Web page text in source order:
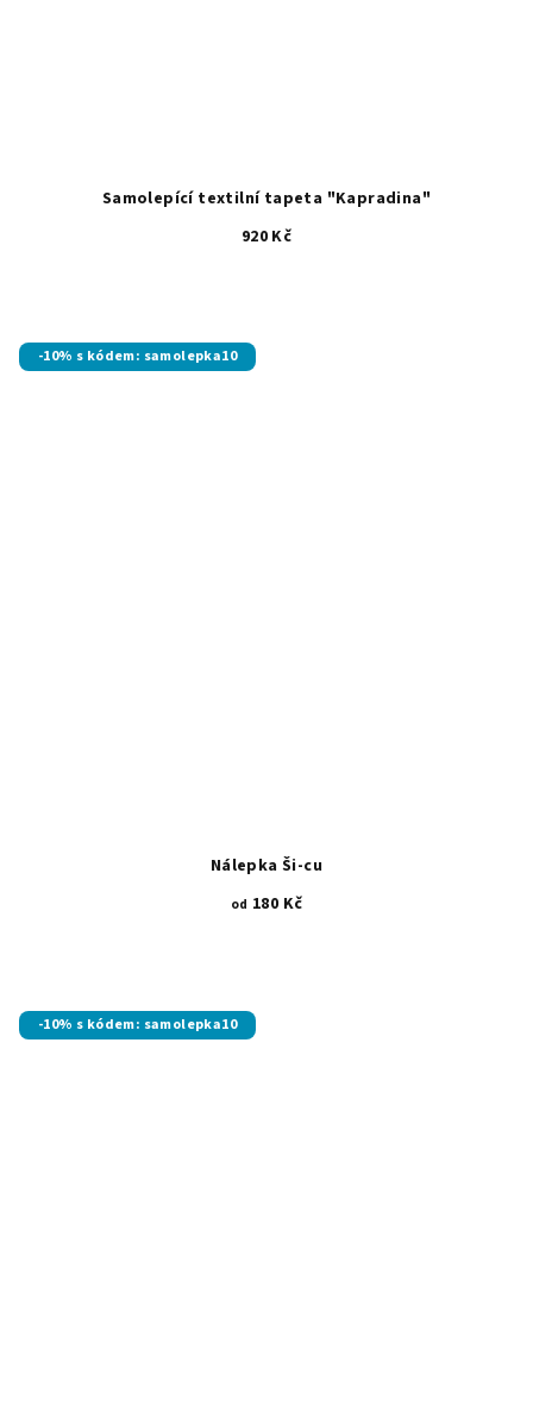
Samolepící textilní tapeta "Kapradina"
920 Kč
-10% s kódem: samolepka10
Nálepka Ši-cu
od 180 Kč
-10% s kódem: samolepka10